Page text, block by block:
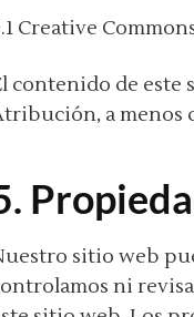
Creative
contenido de este
a menos
sitio web
ni